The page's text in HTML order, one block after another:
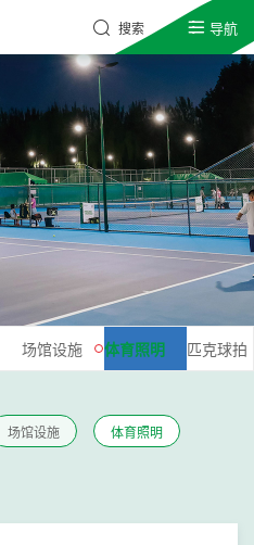
搜索 导航
场馆设施 体育照明 匹克球拍
场馆设施 体育照明